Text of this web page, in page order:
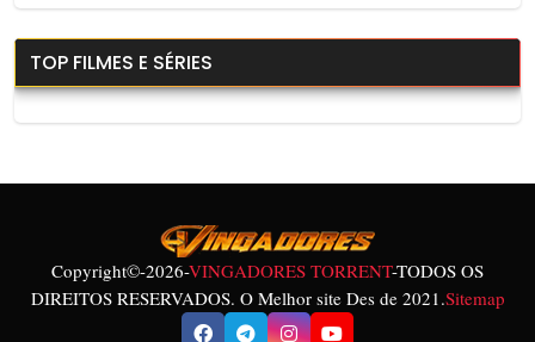
TOP FILMES E SÉRIES
Copyright©-2026-VINGADORES TORRENT-TODOS OS
DIREITOS RESERVADOS. O Melhor site Des de 2021.Sitemap